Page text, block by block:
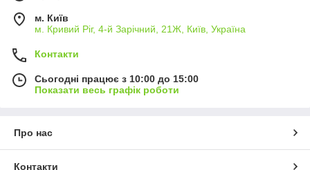
м. Київ
м. Кривий Ріг, 4-й Зарічний, 21Ж, Київ, Україна
Контакти
Сьогодні працює з 10:00 до 15:00
Показати весь графік роботи
Про нас
Контакти